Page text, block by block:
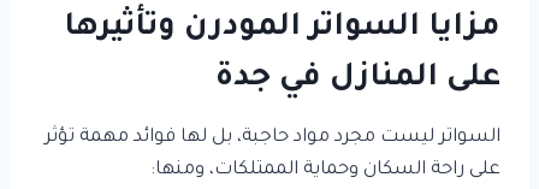
مزايا السواتر المودرن وتأثيرها
على المنازل في جدة
السواتر ليست مجرد مواد حاجبة، بل لها فوائد مهمة تؤثر
على راحة السكان وحماية الممتلكات، ومنها: